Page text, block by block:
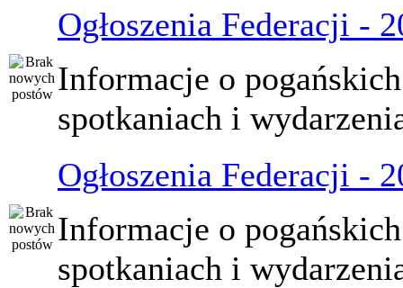
Ogłoszenia Federacji -
Informacje o pogańskich
spotkaniach i
Ogłoszenia Federacji -
Informacje o pogańskich
spotkaniach i